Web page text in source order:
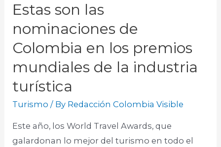
Estas son las
nominaciones de
Colombia en los premios
mundiales de la industria
turística
Turismo / By Redacción Colombia Visible
Este año, los World Travel Awards, que
galardonan lo mejor del turismo en todo el